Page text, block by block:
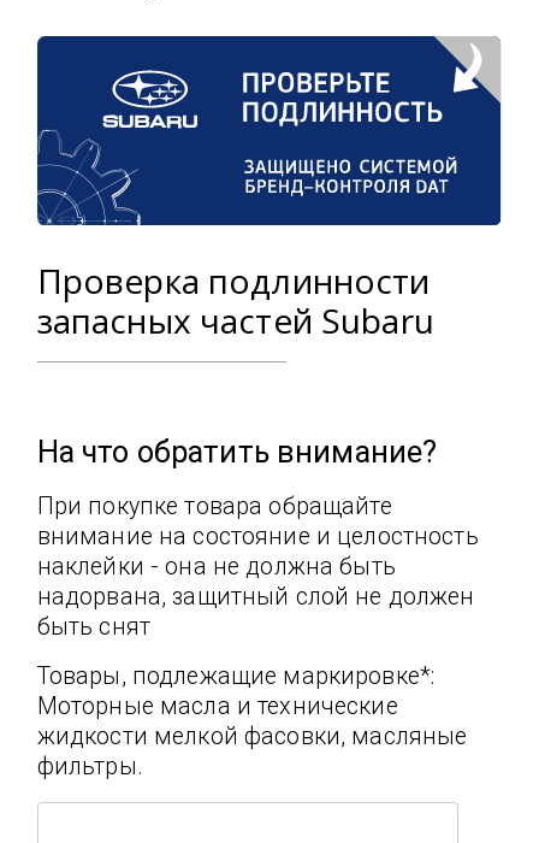
Проверка подлинности
запасных частей Subaru
На что обратить внимание?
При покупке товара обращайте
внимание на состояние и целостность
наклейки - она не должна быть
надорвана, защитный слой не должен
быть снят
Товары, подлежащие маркировке*:
Моторные масла и технические
жидкости мелкой фасовки, масляные
фильтры.